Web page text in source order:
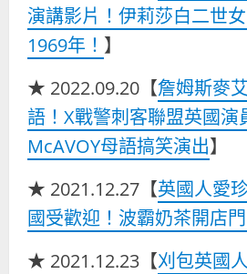
演講影片！伊莉莎白二世
1969年！ 】
★ 2022.09.20【詹姆斯麥
語！X戰警刺客聯盟英國演
McAVOY母語搞笑演出】
★ 2021.12.27【英國人愛
國受歡迎！波霸奶茶開店
★ 2021.12.23【刈包英國